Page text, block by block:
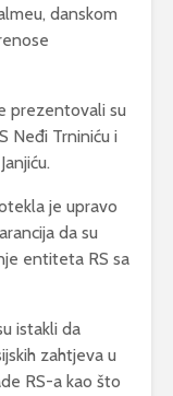
danskom
prezentovali su
Neđi Trniniću i
je upravo
da su
entiteta RS sa
istakli da
zahtjeva u
RS-a kao što